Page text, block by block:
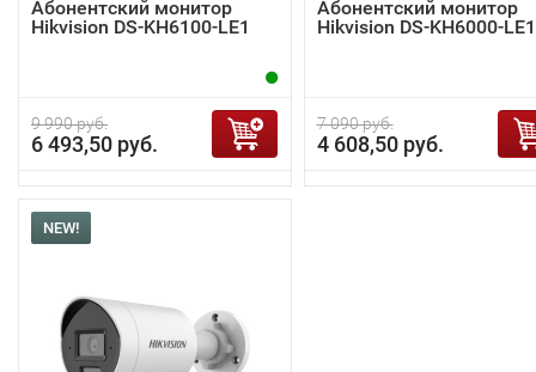
Абонентский монитор
Hikvision DS-KH6100-LE1
9 990 руб.
6 493,50 руб.
Абонентский монитор
Hikvision DS-KH6000-LE1
7 090 руб.
4 608,50 руб.
NEW!